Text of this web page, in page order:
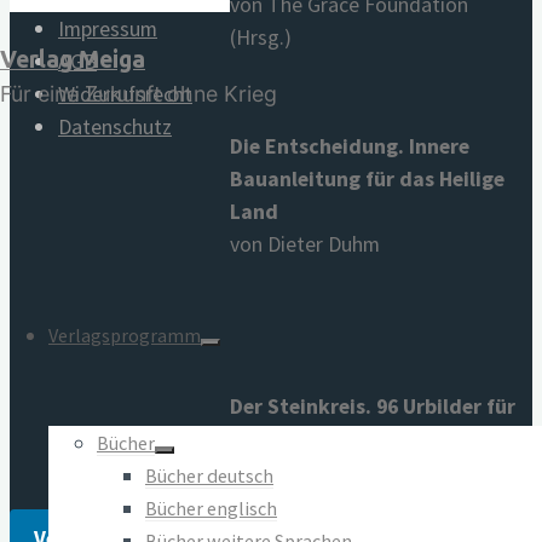
Verlag Meiga
Für eine Zukunft ohne Krieg
Verlagsprogramm
Bücher
Bücher deutsch
Bücher englisch
(Hrsg.)
Die Entscheidung. Innere
Bauanleitung für das Heilige
Land
von Dieter Duhm
Der Steinkreis. 96 Urbilder für
von Sabine Lichtenfels
Impressum
AGB
Widerrufsrecht
Datenschutz